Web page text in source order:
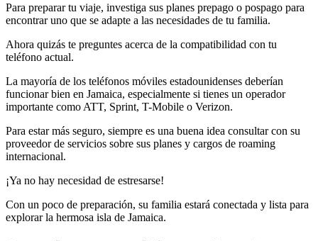
Para preparar tu viaje, investiga sus planes prepago o pospago para
encontrar uno que se adapte a las necesidades de tu familia.
Ahora quizás te preguntes acerca de la compatibilidad con tu
teléfono actual.
La mayoría de los teléfonos móviles estadounidenses deberían
funcionar bien en Jamaica, especialmente si tienes un operador
importante como ATT, Sprint, T-Mobile o Verizon.
Para estar más seguro, siempre es una buena idea consultar con su
proveedor de servicios sobre sus planes y cargos de roaming
internacional.
¡Ya no hay necesidad de estresarse!
Con un poco de preparación, su familia estará conectada y lista para
explorar la hermosa isla de Jamaica.